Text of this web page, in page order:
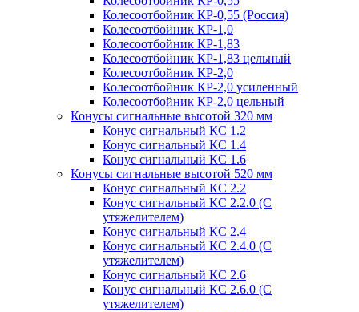
Колесоотбойник КР-0,55 (Россия)
Колесоотбойник КР-1,0
Колесоотбойник КР-1,83
Колесоотбойник КР-1,83 цельный
Колесоотбойник КР-2,0
Колесоотбойник КР-2,0 усиленный
Колесоотбойник КР-2,0 цельный
Конусы сигнальные высотой 320 мм
Конус сигнальный КС 1.2
Конус сигнальный КС 1.4
Конус сигнальный КС 1.6
Конусы сигнальные высотой 520 мм
Конус сигнальный КС 2.2
Конус сигнальный КС 2.2.0 (С
утяжелителем)
Конус сигнальный КС 2.4
Конус сигнальный КС 2.4.0 (С
утяжелителем)
Конус сигнальный КС 2.6
Конус сигнальный КС 2.6.0 (С
утяжелителем)